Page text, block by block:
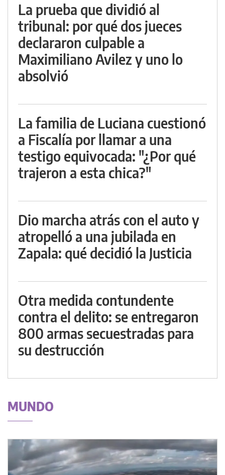
La prueba que dividió al
tribunal: por qué dos jueces
declararon culpable a
Maximiliano Avilez y uno lo
absolvió
La familia de Luciana cuestionó
a Fiscalía por llamar a una
testigo equivocada: "¿Por qué
trajeron a esta chica?"
Dio marcha atrás con el auto y
atropelló a una jubilada en
Zapala: qué decidió la Justicia
Otra medida contundente
contra el delito: se entregaron
800 armas secuestradas para
su destrucción
MUNDO